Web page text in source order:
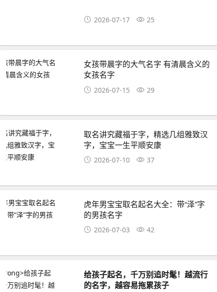
2026-07-17 25
女孩带晨字的大气名字 有清晨含义的
女孩名字
2026-07-15 29
取名讲究藏福于字，精选几组雅致汉
字，宝宝一生平顺安康
2026-07-10 37
虎年男宝宝取名起名大全：带“泽”字
的男孩名字
2026-07-03 42
给孩子起名，千万别追时髦！越流行
的名字，越容易拖累孩子